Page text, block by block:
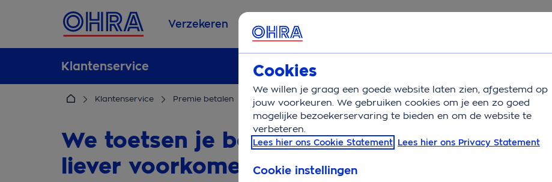
Verzekeren Service & Contact
Klantenservice
Klantenservice Premie betalen Toetsing
We toetsen je betaalgedrag. Omdat we
liever voorkomen dan genezen.
Cookies
We willen je graag een goede website laten zien, afgestemd op
jouw voorkeuren. We gebruiken cookies om je een zo goed
mogelijke bezoekerservaring te bieden en om de website te
verbeteren.
Lees hier ons Cookie Statement Lees hier ons Privacy Statement
Cookie instellingen